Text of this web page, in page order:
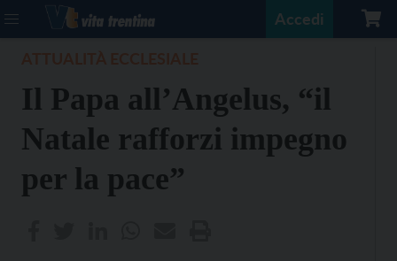
Accedi
Il Papa all’Angelus, “il
Natale rafforzi impegno
per la pace”